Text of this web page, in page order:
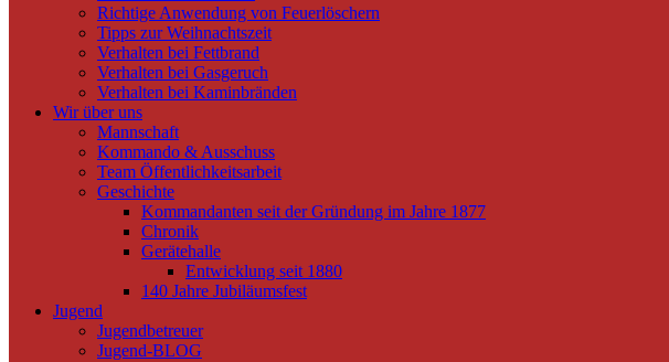
Richtige Anwendung von Feuerlöschern
Tipps zur Weihnachtszeit
Verhalten bei Fettbrand
Verhalten bei Gasgeruch
Verhalten bei Kaminbränden
Wir über uns
Mannschaft
Kommando & Ausschuss
Team Öffentlichkeitsarbeit
Geschichte
Kommandanten seit der Gründung im Jahre 1877
Chronik
Gerätehalle
Entwicklung seit 1880
140 Jahre Jubiläumsfest
Jugend
Jugendbetreuer
Jugend-BLOG